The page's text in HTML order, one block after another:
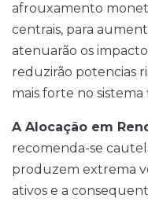
afrouxamento
centrais, para
atenuarão os
reduzirão potencias
mais forte no
A Alocação em
recomenda-se
produzem extrema
ativos e a